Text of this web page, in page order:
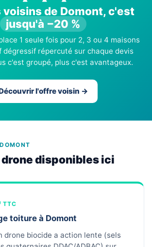
voisins de Domont, c'est
jusqu'à −20 %
1 seule fois pour 2, 3 ou 4 maisons
dégressif répercuté sur chaque devis
c'est groupé, plus c'est avantageux.
l'offre voisin →
disponibles ici
TTC
toiture à Domont
drone biocide a action lente (sels